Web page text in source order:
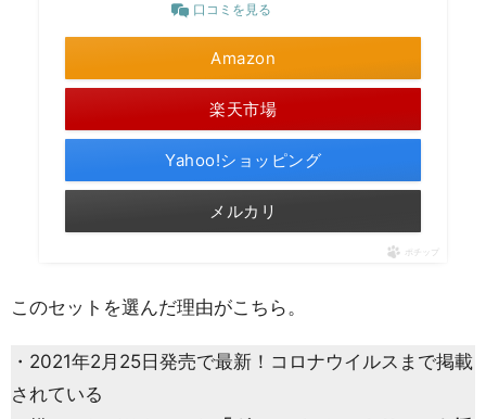
口コミを見る
Amazon
楽天市場
Yahoo!ショッピング
メルカリ
ポチップ
このセットを選んだ理由がこちら。
・2021年2月25日発売で最新！コロナウイルスまで掲載
されている